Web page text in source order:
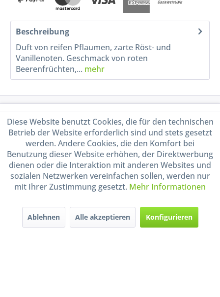
Beschreibung
Duft von reifen Pflaumen, zarte Röst- und
Vanillenoten. Geschmack von roten
Beerenfrüchten,... mehr
Shop Service
Informationen
Handel mit BIO-Weinen
durch DE-ÖKO-009
Diese Website benutzt Cookies, die für den technischen
Betrieb der Website erforderlich sind und stets gesetzt
werden. Andere Cookies, die den Komfort bei
Benutzung dieser Website erhöhen, der Direktwerbung
dienen oder die Interaktion mit anderen Websites und
sozialen Netzwerken vereinfachen sollen, werden nur
mit Ihrer Zustimmung gesetzt. Mehr Informationen
Ablehnen Alle akzeptieren Konfigurieren